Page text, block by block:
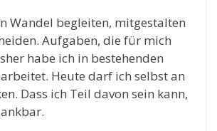
Wandel begleiten, mitgestalten
Aufgaben, die für mich
habe ich in bestehenden
Heute darf ich selbst an
Dass ich Teil davon sein kann,